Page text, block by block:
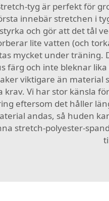
tyg är perfekt för
innebär stretchen i
och gör att det tål
lite vatten (och
mycket under träning.
färg och inte bleknar
viktigare än material
krav. Vi har stor känsla
eftersom det håller
andas, så huden
stretch-polyester-